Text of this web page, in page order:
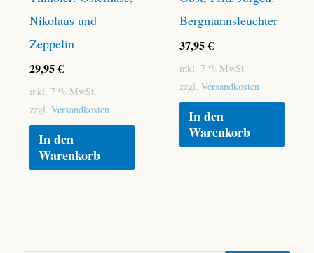
Nikolaus und
Zeppelin
29,95€
inkl. 7 % MwSt.
zzgl. Versandkosten
In den
Warenkorb
Bergmannsleuchter
37,95€
inkl. 7 % MwSt.
zzgl. Versandkosten
In den
Warenkorb